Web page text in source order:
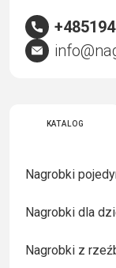
Katalog
Nagrobki
Nagrobki dla
Nagrobki z